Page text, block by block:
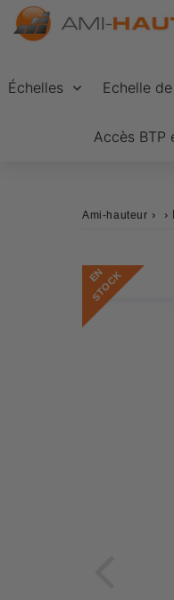
Échelles Echelle
Accès BTP
Ami-hauteur › ›
E
N
S
T
O
C
K